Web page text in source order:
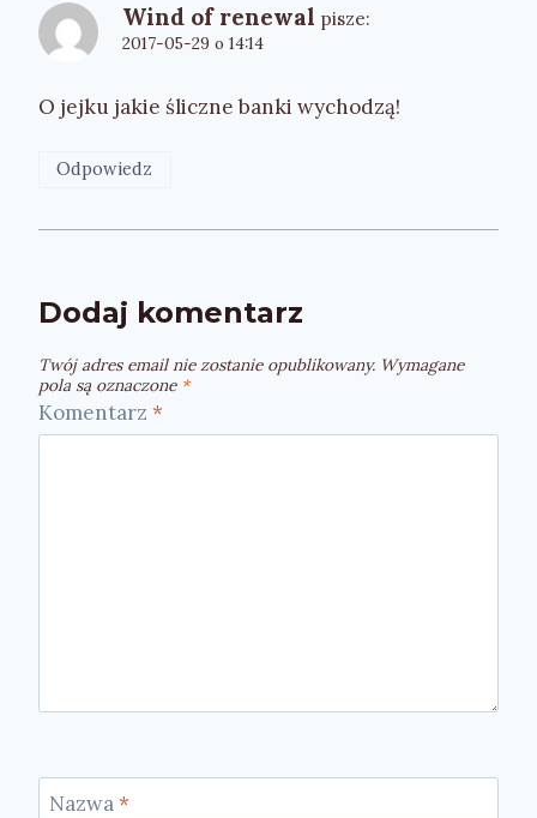
Wind of renewal pisze:
2017-05-29 o 14:14
O jejku jakie śliczne banki wychodzą!
Odpowiedz
Dodaj komentarz
Twój adres email nie zostanie opublikowany. Wymagane
pola są oznaczone *
Komentarz *
Nazwa*